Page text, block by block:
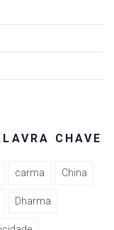
CHAVE
carma China
Dharma